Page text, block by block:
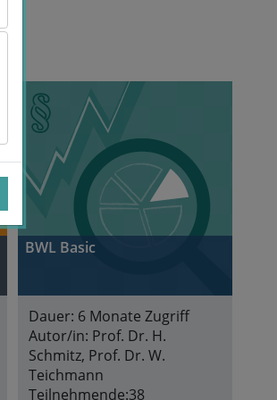
BWL Basic
Dauer: 6 Monate Zugriff
Autor/in: Prof. Dr. H.
Schmitz, Prof. Dr. W.
Teichmann
Teilnehmende:38